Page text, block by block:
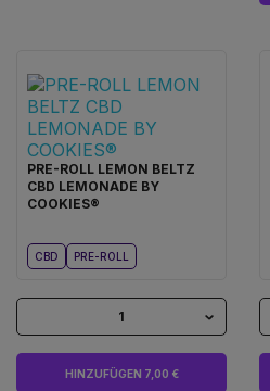
PRE-ROLL LEMON BELTZ
CBD LEMONADE BY
COOKIES®
CBD PRE-ROLL
1
HINZUFÜGEN 7,00 €